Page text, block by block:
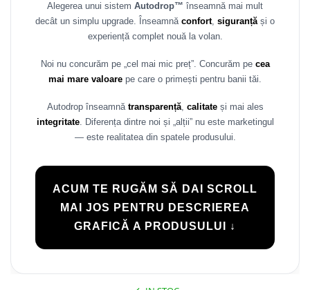
Rame adaptoare Mazda
Rame adaptoare Kia
Rame adaptoare Nissan
Rame adaptoare Hyundai
Rame adaptoare Chevrolet
Rame adaptoare Mitsubishi
Alegerea unui sistem Autodrop™ înseamnă mai mult
decât un simplu upgrade. Înseamnă confort, siguranțăși o
experiență complet nouă la volan.
Noi nu concurăm pe „cel mai mic preț”. Concurăm pe cea
mai mare valoare pe care o primești pentru banii tăi.
Autodrop înseamnă transparență, calitateși mai ales
integritate. Diferența dintre noi și „alții” nu este marketingul
— este realitatea din spatele produsului.
ACUM TE RUGĂM SĂ DAI SCROLL
MAI JOS PENTRU DESCRIEREA
GRAFICĂ A PRODUSULUI ↓